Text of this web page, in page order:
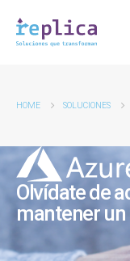
HOME SOLUCIONES
Olvídate de
mantener